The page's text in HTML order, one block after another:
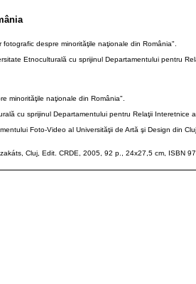
despre minorităţile naţionale din România".
Etnoculturală cu sprijinul Departamentului pentru
minorităţile naţionale din România".
cu sprijinul Departamentului pentru Relaţii
Foto-Video al Universităţii de Artă şi Design din
Cluj, Edit. CRDE, 2005, 92 p., 24x27,5 cm, ISBN